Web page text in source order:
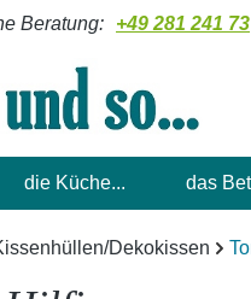
springen
Beratung: +49 281 241 73
die Küche... das
Dekokissen